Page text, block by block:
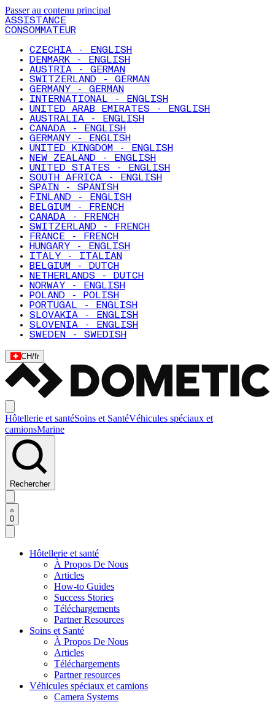
Passer au contenu principal
ASSISTANCE
CONSOMMATEUR
CZECHIA - ENGLISH
DENMARK - ENGLISH
AUSTRIA - GERMAN
SWITZERLAND - GERMAN
GERMANY - GERMAN
INTERNATIONAL - ENGLISH
UNITED ARAB EMIRATES - ENGLISH
AUSTRALIA - ENGLISH
CANADA - ENGLISH
GERMANY - ENGLISH
UNITED KINGDOM - ENGLISH
NEW ZEALAND - ENGLISH
UNITED STATES - ENGLISH
SOUTH AFRICA - ENGLISH
SPAIN - SPANISH
FINLAND - ENGLISH
BELGIUM - FRENCH
CANADA - FRENCH
SWITZERLAND - FRENCH
FRANCE - FRENCH
HUNGARY - ENGLISH
ITALY - ITALIAN
BELGIUM - DUTCH
NETHERLANDS - DUTCH
NORWAY - ENGLISH
POLAND - POLISH
PORTUGAL - ENGLISH
SLOVAKIA - ENGLISH
SLOVENIA - ENGLISH
SWEDEN - SWEDISH
CH/fr
Hôtellerie et santéSoins et SantéVéhicules spéciaux et
camionsMarine
Rechercher
0
Hôtellerie et santé
À Propos De Nous
Articles
How-to Guides
Success Stories
Téléchargements
Partner Resources
Soins et Santé
À Propos De Nous
Articles
Téléchargements
Partner resources
Véhicules spéciaux et camions
Camera Systems